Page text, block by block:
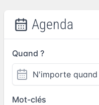
Agenda
Quand ?
Mot-clés